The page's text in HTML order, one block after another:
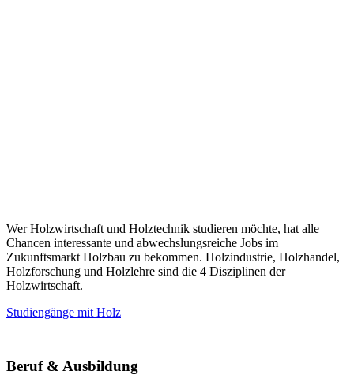
Wer Holzwirtschaft und Holztechnik studieren möchte, hat alle
Chancen interessante und abwechslungsreiche Jobs im
Zukunftsmarkt Holzbau zu bekommen. Holzindustrie, Holzhandel,
Holzforschung und Holzlehre sind die 4 Disziplinen der
Holzwirtschaft.
Studiengänge mit Holz
Beruf & Ausbildung